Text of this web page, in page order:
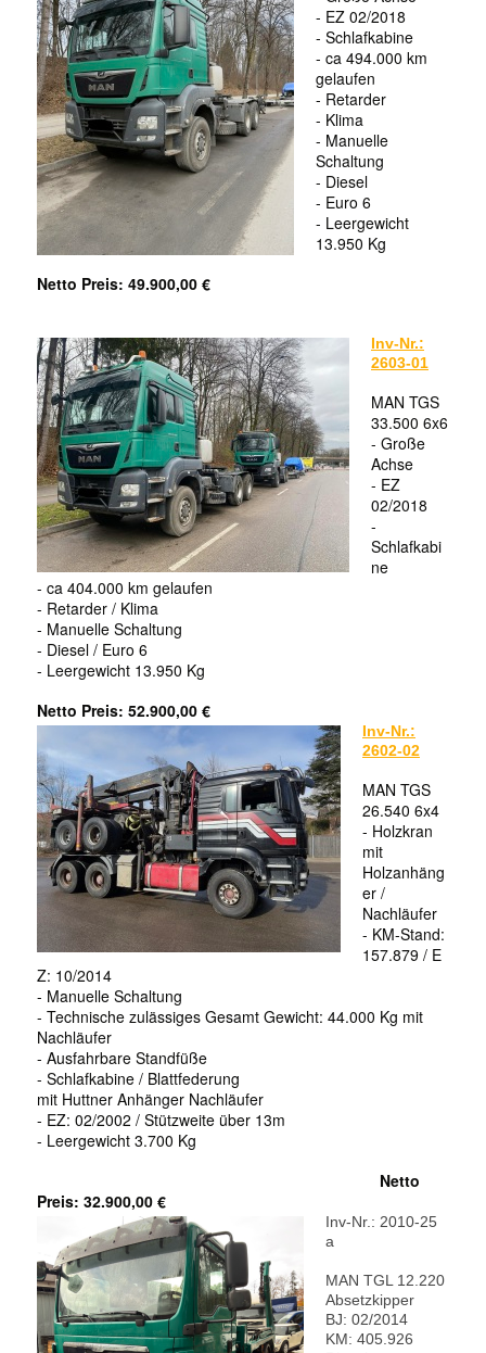
- EZ 02/2018
- Schlafkabine
- ca 494.000 km
gelaufen
- Retarder
- Klima
- Manuelle
Schaltung
- Diesel
- Euro 6
- Leergewicht
13.950 Kg
Netto Preis: 49.900,00 €
Inv-Nr.:
2603-01
MAN TGS
33.500 6x6
- Große
Achse
- EZ
02/2018
-
Schlafkabi
ne
- ca 404.000 km gelaufen
- Retarder / Klima
- Manuelle Schaltung
- Diesel / Euro 6
- Leergewicht 13.950 Kg
Netto Preis: 52.900,00 €
Inv-Nr.:
2602-02
MAN TGS
26.540 6x4
- Holzkran
mit
Holzanhäng
er /
Nachläufer
- KM-Stand:
157.879 / E
Z: 10/2014
- Manuelle Schaltung
- Technische zulässiges Gesamt Gewicht: 44.000 Kg mit
Nachläufer
- Ausfahrbare Standfüße
- Schlafkabine / Blattfederung
mit Huttner Anhänger Nachläufer
- EZ: 02/2002 / Stützweite über 13m
- Leergewicht 3.700 Kg
Netto
Preis: 32.900,00 €
Inv-Nr.: 2010-25
a
MAN TGL 12.220
Absetzkipper
BJ: 02/2014
KM: 405.926